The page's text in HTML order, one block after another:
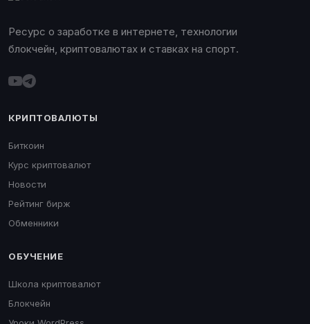
Ресурс о заработке в интернете, технологии
блокчейн, криптовалютах и ставках на спорт.
КРИПТОВАЛЮТЫ
Биткоин
Курс криптовалют
Новости
Рейтинг бирж
Обменники
ОБУЧЕНИЕ
Школа криптовалют
Блокчейн